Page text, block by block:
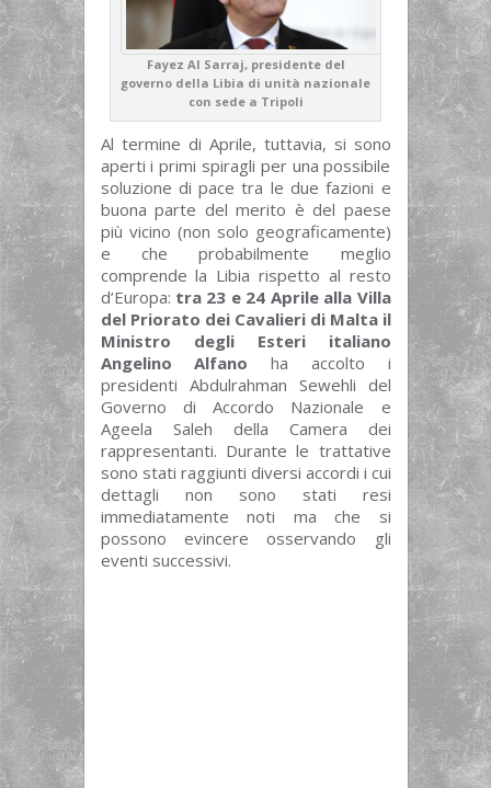
Fayez Al Sarraj, presidente del
governo della Libia di unità nazionale
con sede a Tripoli
Al termine di Aprile, tuttavia, si sono
aperti i primi spiragli per una possibile
soluzione di pace tra le due fazioni e
buona parte del merito è del paese
più vicino (non solo geograficamente)
e che probabilmente meglio
comprende la Libia rispetto al resto
d’Europa: tra 23 e 24 Aprile alla Villa
del Priorato dei Cavalieri di Malta il
Ministro degli Esteri italiano
Angelino Alfano ha accolto i
presidenti Abdulrahman Sewehli del
Governo di Accordo Nazionale e
Ageela Saleh della Camera dei
rappresentanti. Durante le trattative
sono stati raggiunti diversi accordi i cui
dettagli non sono stati resi
immediatamente noti ma che si
possono evincere osservando gli
eventi successivi.